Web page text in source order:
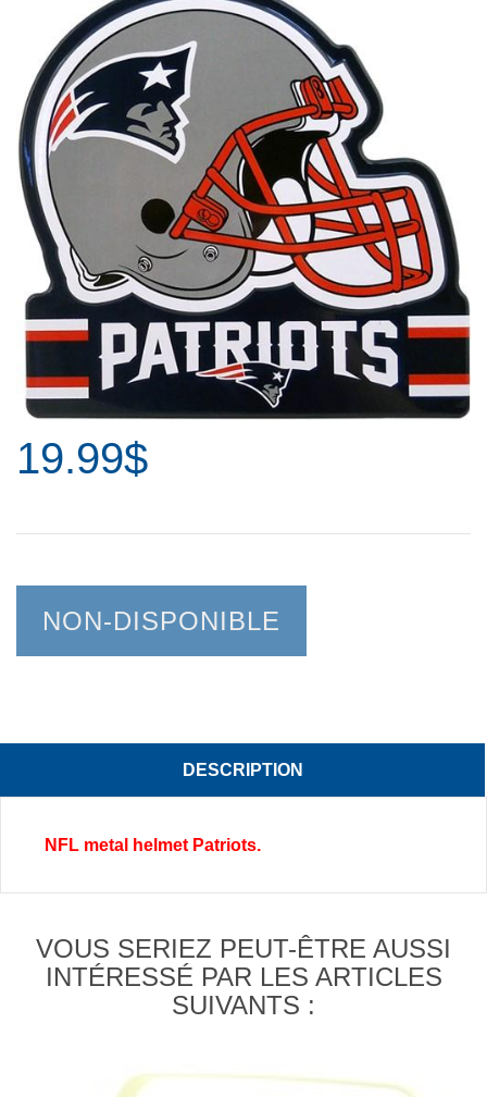
19.99$
NON-DISPONIBLE
DESCRIPTION
NFL metal helmet Patriots.
VOUS SERIEZ PEUT-ÊTRE AUSSI
INTÉRESSÉ PAR LES ARTICLES
SUIVANTS :